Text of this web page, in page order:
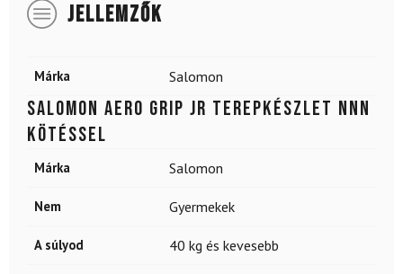
JELLEMZŐK
Márka Salomon
SALOMON Aero Grip Jr terepkészlet NNN
kötéssel
Márka Salomon
Nem Gyermekek
A súlyod 40 kg és kevesebb